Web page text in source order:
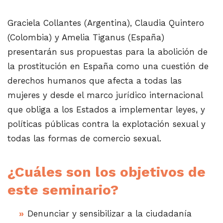
Graciela Collantes (Argentina), Claudia Quintero
(Colombia) y Amelia Tiganus (España)
presentarán sus propuestas para la abolición de
la prostitución en España como una cuestión de
derechos humanos que afecta a todas las
mujeres y desde el marco jurídico internacional
que obliga a los Estados a implementar leyes, y
políticas públicas contra la explotación sexual y
todas las formas de comercio sexual.
¿Cuáles son los objetivos de
este seminario?
Denunciar y sensibilizar a la ciudadanía